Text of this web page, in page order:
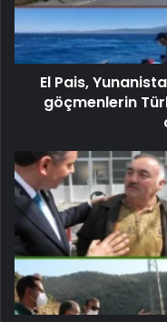
El Pais,
göçmenlerin